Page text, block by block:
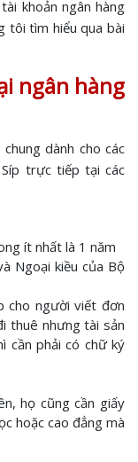
khoản ngân hàng
tôi tìm hiểu qua bài
ngân hàng
dành cho các
trực tiếp tại các
ít nhất là 1 năm
Ngoại kiều của Bộ
cho người viết đơn
thuê nhưng tài sản
cần phải có chữ ký
họ cũng cần giấy
hoặc cao đẳng mà